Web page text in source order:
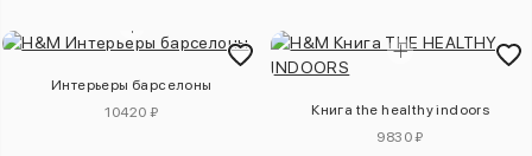
Интерьеры барселоны
10420 ₽
Книга the healthy indoors
9830 ₽